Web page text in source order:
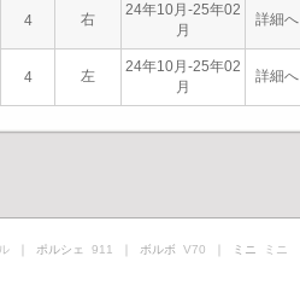
4 右
24年10月-25年02
月
詳細へ
4 左
24年10月-25年02
月
詳細へ
｜ ポルシェ 911 ｜ ボルボ V70 ｜ ミニ ミニ